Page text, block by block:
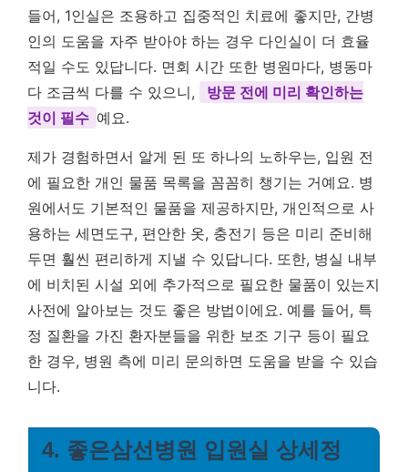
들어, 1인실은 조용하고 집중적인 치료에 좋지만, 간병
인의 도움을 자주 받아야 하는 경우 다인실이 더 효율
적일 수도 있답니다. 면회 시간 또한 병원마다, 병동마
다 조금씩 다를 수 있으니,
방문 전에 미리 확인하는
것이 필수 예요.
제가 경험하면서 알게 된 또 하나의 노하우는, 입원 전
에 필요한 개인 물품 목록을 꼼꼼히 챙기는 거예요. 병
원에서도 기본적인 물품을 제공하지만, 개인적으로 사
용하는 세면도구, 편안한 옷, 충전기 등은 미리 준비해
두면 훨씬 편리하게 지낼 수 있답니다. 또한, 병실 내부
에 비치된 시설 외에 추가적으로 필요한 물품이 있는지
사전에 알아보는 것도 좋은 방법이에요. 예를 들어, 특
정 질환을 가진 환자분들을 위한 보조 기구 등이 필요
한 경우, 병원 측에 미리 문의하면 도움을 받을 수 있습
니다.
4. 좋은삼선병원 입원실 상세정